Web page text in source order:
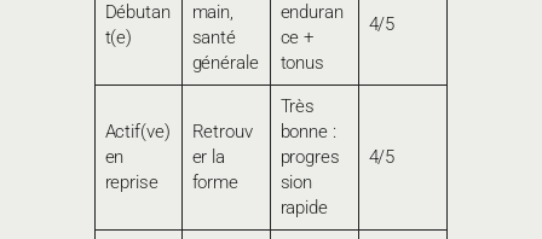
Débutan
t(e)
main,
santé
générale
enduran
ce +
tonus
4/5
Actif(ve)
en
reprise
Retrouv
er la
forme
Très
bonne :
progres
sion
rapide
4/5